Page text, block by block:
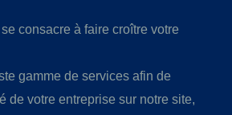
consacre à faire croître votre
gamme de services afin de
de votre entreprise sur notre site,